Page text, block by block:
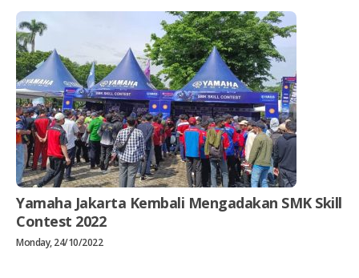
Yamaha Jakarta Kembali Mengadakan SMK Skill
Contest 2022
Monday, 24/10/2022